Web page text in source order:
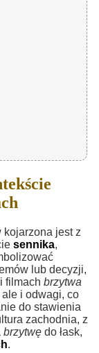
kojarzona jest z
sennika,
lub decyzji,
filmach brzytwa
i odwagi, co
do stawienia
zachodnia, z
brzytwę do łask,
.